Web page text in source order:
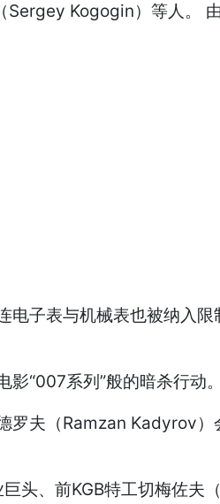
Kogogin）等人。
子表与机械表也被纳入
影“007系列”般的暗杀行动
夫（Ramzan Kadyrov
头、前KGB特工切梅佐